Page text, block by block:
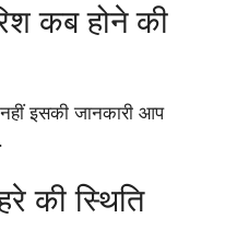
कब होने की
नहीं इसकी जानकारी आप
की स्थिति